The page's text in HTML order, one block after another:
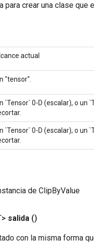
para crear una clase que
actual
"tensor".
`Tensor` 0-D (escalar), o un
`Tensor` 0-D (escalar), o un
de ClipByValue
salida ()
con la misma forma